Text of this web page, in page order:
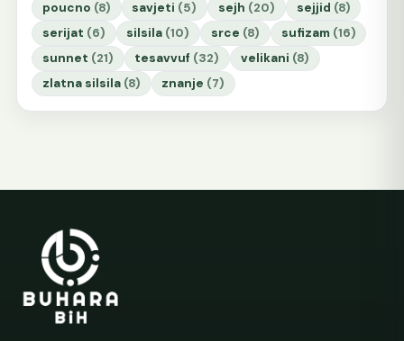
poucno (8) savjeti (5) sejh (20) sejjid (8)
serijat (6) silsila (10) srce (8) sufizam (16)
sunnet (21) tesavvuf (32) velikani (8)
zlatna silsila (8) znanje (7)